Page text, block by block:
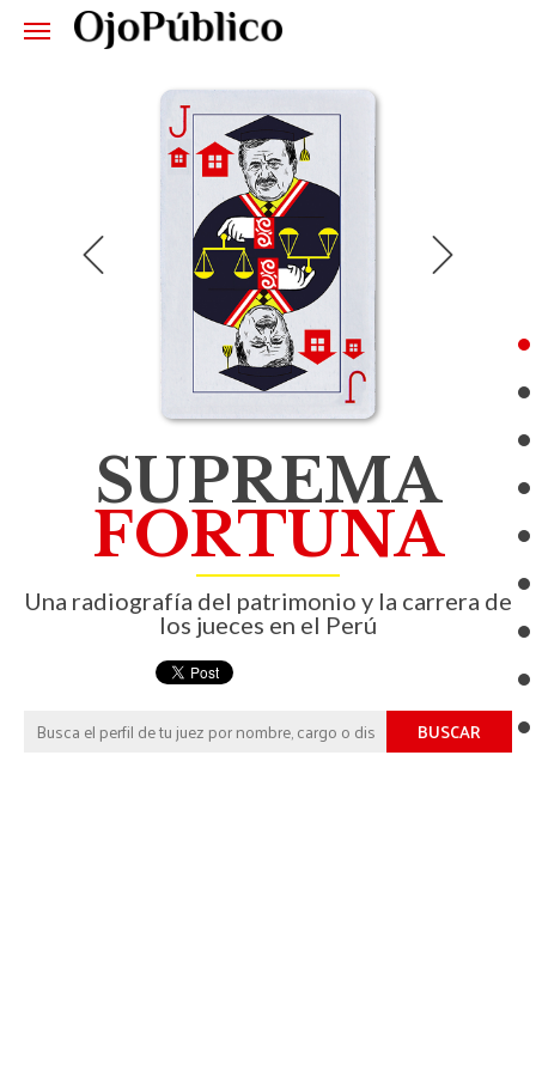
Francisco Távara
Córdova
Jurisdicción:
Nacional
Patrimonio:
S/652,248
Última declaración jurada:
2014
VER PERFIL
SUPREMA
FORTUNA
Una radiografía del patrimonio y la carrera de
los jueces en el Perú
BUSCAR